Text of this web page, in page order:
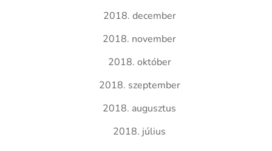
2018. december
2018. november
2018. október
2018. szeptember
2018. augusztus
2018. július